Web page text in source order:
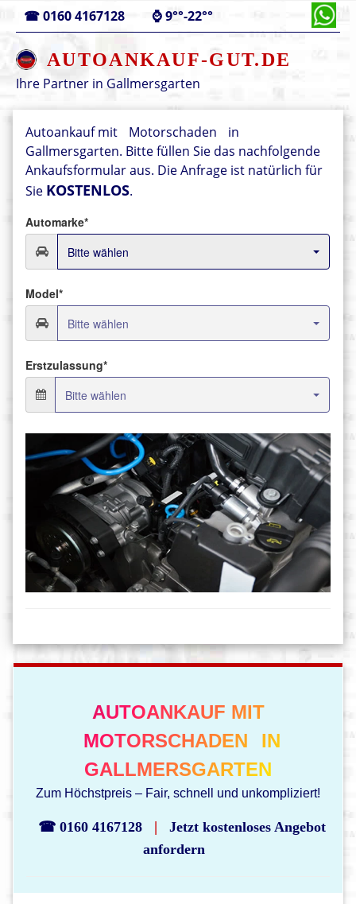
☎0160 4167128 ⌚9°°-22°°
AUTOANKAUF-GUT.DE
Ihre Partner in Gallmersgarten
Autoankauf mit Motorschaden
in
Gallmersgarten. Bitte füllen Sie das nachfolgende
Ankaufsformular aus. Die Anfrage ist natürlich für
Sie KOSTENLOS.
AUTOANKAUF MIT
MOTORSCHADEN
IN
GALLMERSGARTEN
Zum Höchstpreis – Fair, schnell und unkompliziert!
☎ 0160 4167128 |
Jetzt kostenloses Angebot
anfordern